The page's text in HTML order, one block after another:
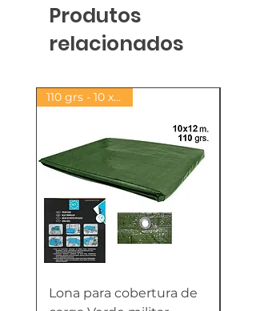
Produtos
relacionados
110 grs - 10 x 12 MT
Lona para cobertura de